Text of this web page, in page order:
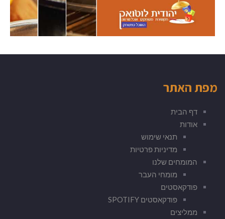
מפת האתר
דף הבית
אודות
תנאי שימוש
מדיניות פרטיות
המומחים שלנו
מומחי העבר
פודקאסטים
פודקאסטים SPOTIFY
ממליצים